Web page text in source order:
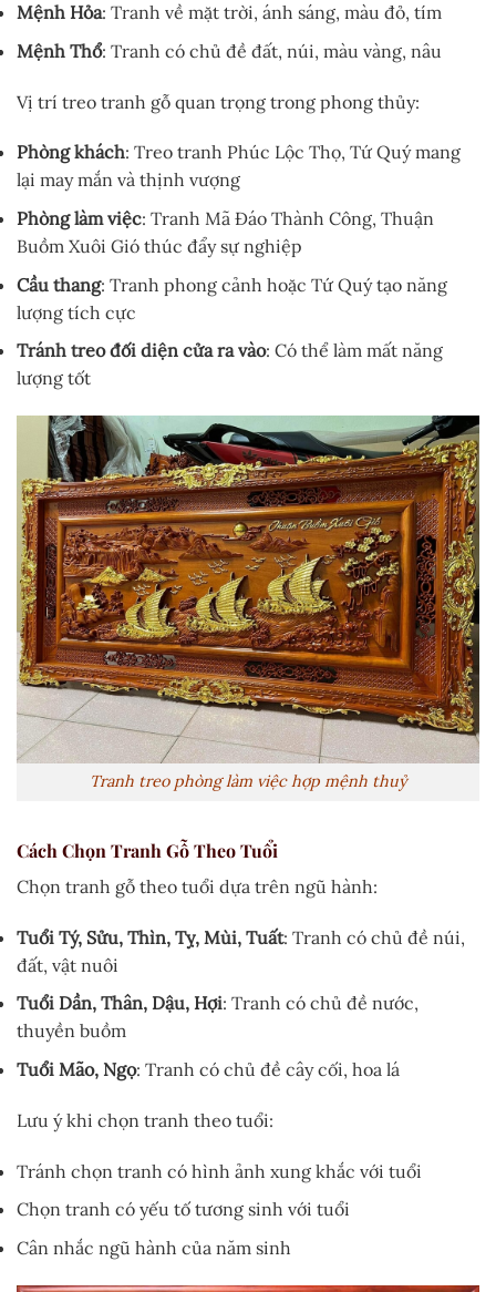
Mệnh Hỏa: Tranh về mặt trời, ánh sáng, màu đỏ, tím
Mệnh Thổ: Tranh có chủ đề đất, núi, màu vàng, nâu
Vị trí treo tranh gỗ quan trọng trong phong thủy:
Phòng khách: Treo tranh Phúc Lộc Thọ, Tứ Quý mang
lại may mắn và thịnh vượng
Phòng làm việc: Tranh Mã Đáo Thành Công, Thuận
Buồm Xuôi Gió thúc đẩy sự nghiệp
Cầu thang: Tranh phong cảnh hoặc Tứ Quý tạo năng
lượng tích cực
Tránh treo đối diện cửa ra vào: Có thể làm mất năng
lượng tốt
Tranh treo phòng làm việc hợp mệnh thuỷ
Cách Chọn Tranh Gỗ Theo Tuổi
Chọn tranh gỗ theo tuổi dựa trên ngũ hành:
Tuổi Tý, Sửu, Thìn, Tỵ, Mùi, Tuất: Tranh có chủ đề núi,
đất, vật nuôi
Tuổi Dần, Thân, Dậu, Hợi: Tranh có chủ đề nước,
thuyền buồm
Tuổi Mão, Ngọ: Tranh có chủ đề cây cối, hoa lá
Lưu ý khi chọn tranh theo tuổi:
Tránh chọn tranh có hình ảnh xung khắc với tuổi
Chọn tranh có yếu tố tương sinh với tuổi
Cân nhắc ngũ hành của năm sinh